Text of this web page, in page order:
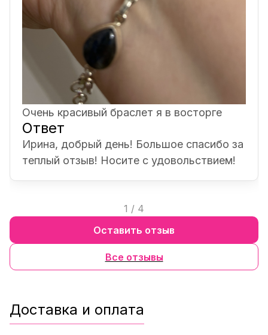
Очень красивый браслет я в восторге
Ответ
Ирина, добрый день! Большое спасибо за
теплый отзыв! Носите с удовольствием!
1 / 4
Все отзывы
Оставить отзыв
Доставка и оплата